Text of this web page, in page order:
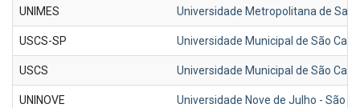
UNIMES Universidade Metropolitana de
USCS-SP Universidade Municipal de São
USCS Universidade Municipal de São
UNINOVE Universidade Nove de Julho - São